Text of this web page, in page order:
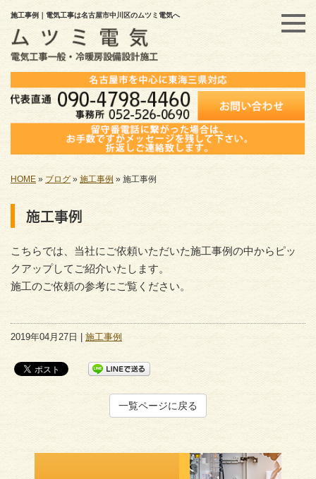
施工事例｜電気工事は名古屋市中川区のムツミ電気へ
HOME » ブログ» 施工事例 » 施工事例
施工事例
こちらでは、当社にご依頼いただいた施工事例の中からピッ
クアップしてご紹介いたします。
施工のご依頼の参考にご覧ください。
2019年04月27日 |施工事例
一覧ページに戻る